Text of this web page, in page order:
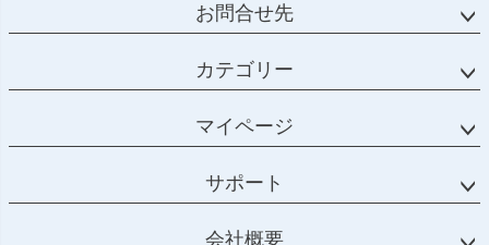
お問合せ先
カテゴリー
マイページ
サポート
会社概要